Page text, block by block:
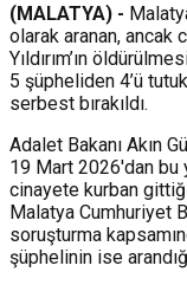
(MALATYA) -
olarak aranan,
Yıldırım’ın
5 şüpheliden 4’ü
serbest bırakıldı.
Adalet Bakanı Akın
19 Mart 2026'dan bu
cinayete kurban
Malatya Cumhuriyet
soruşturma
şüphelinin ise